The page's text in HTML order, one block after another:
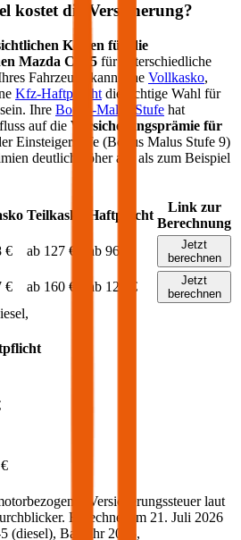
kostet die Versicherung?
Kosten für die
Mazda CX-5 für unterschiedliche
Fahrzeugs kann eine Vollkasko,
Kfz-Haftpflicht die richtige Wahl für
Ihre Bonus-Malus Stufe hat
auf die Versicherungsprämie für
Einsteigerstufe (Bonus Malus Stufe 9)
deutlich höher aus als zum Beispiel
Teilkasko Haftpflicht
Link zur
Berechnung
€ ab 127 € ab 96 €
Jetzt
berechnen
€ ab 160 € ab 126 €
Jetzt
berechnen
,
Versicherungssteuer laut
Berechnet am 21. Juli 2026
(diesel), Baujahr 2025 ,